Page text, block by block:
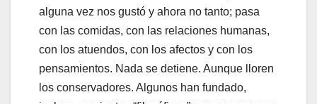
alguna vez nos gustó y ahora no tanto; pasa
con las comidas, con las relaciones humanas,
con los atuendos, con los afectos y con los
pensamientos. Nada se detiene. Aunque lloren
los conservadores. Algunos han fundado,